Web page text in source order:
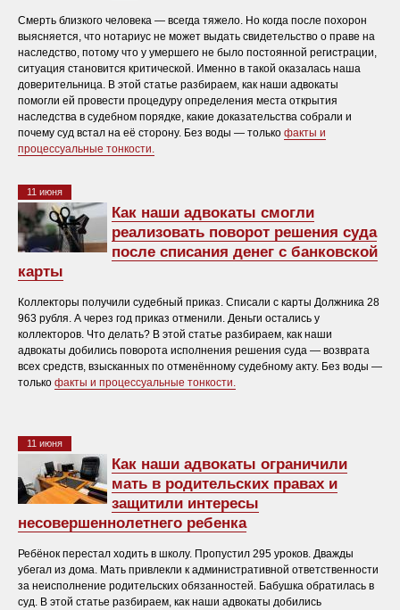
Смерть близкого человека — всегда тяжело. Но когда после похорон
выясняется, что нотариус не может выдать свидетельство о праве на
наследство, потому что у умершего не было постоянной регистрации,
ситуация становится критической. Именно в такой оказалась наша
доверительница. В этой статье разбираем, как наши адвокаты
помогли ей провести процедуру определения места открытия
наследства в судебном порядке, какие доказательства собрали и
почему суд встал на её сторону. Без воды — только факты и
процессуальные тонкости.
11 июня
Как наши адвокаты смогли
реализовать поворот решения суда
после списания денег с банковской
карты
Коллекторы получили судебный приказ. Списали с карты Должника 28
963 рубля. А через год приказ отменили. Деньги остались у
коллекторов. Что делать? В этой статье разбираем, как наши
адвокаты добились поворота исполнения решения суда — возврата
всех средств, взысканных по отменённому судебному акту. Без воды —
только факты и процессуальные тонкости.
11 июня
Как наши адвокаты ограничили
мать в родительских правах и
защитили интересы
несовершеннолетнего ребенка
Ребёнок перестал ходить в школу. Пропустил 295 уроков. Дважды
убегал из дома. Мать привлекли к административной ответственности
за неисполнение родительских обязанностей. Бабушка обратилась в
суд. В этой статье разбираем, как наши адвокаты добились